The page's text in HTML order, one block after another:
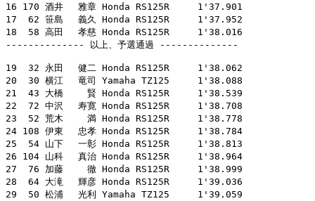
16 170 酒井　 雅章 Honda RS125R     1'37.901
17  62 笹島　 義久 Honda RS125R     1'37.952
18  58 高田　 孝慈 Honda RS125R     1'38.016
-------------- 以上、予選通過 --------------
19  32 永田　 健二 Honda RS125R     1'38.062
20  30 横江　 竜司 Yamaha TZ125     1'38.088
21  43 大橋　　 賢 Honda RS125R     1'38.539
22  72 中沢　 寿寛 Honda RS125R     1'38.708
23  52 荒木　　 満 Honda RS125R     1'38.778
24 108 伊東　 忠孝 Honda RS125R     1'38.784
25  54 山下　 一彰 Honda RS125R     1'38.813
26 104 山科　 真治 Honda RS125R     1'38.964
27  76 加藤　　 徹 Honda RS125R     1'38.999
28  64 大滝　 輝彦 Honda RS125R     1'39.036
29  50 松浦　 光利 Yamaha TZ125     1'39.059